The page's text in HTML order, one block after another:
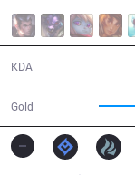
KDA
Gold